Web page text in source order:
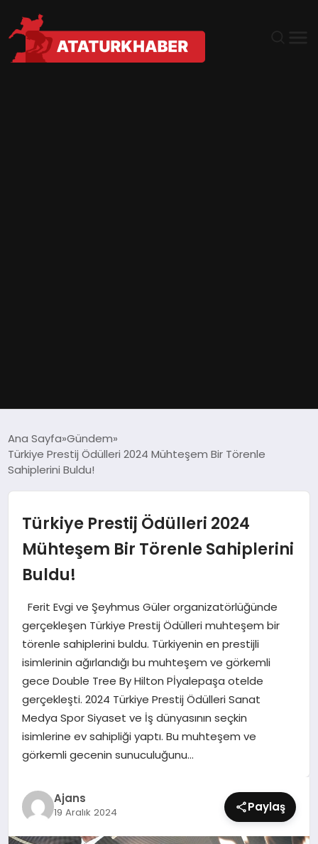
DÜNYA
EKONOMI
MAGAZIN
SAĞLIK
SIYASET
SPOR
TEKNOLOJI
YAŞAM
Ana Sayfa Gündem
Türkiye Prestij Ödülleri 2024 Mühteşem Bir Törenle
Sahiplerini Buldu!
Türkiye Prestij Ödülleri 2024
Mühteşem Bir Törenle Sahiplerini
Buldu!
Ferit Evgi ve Şeyhmus Güler organizatörlüğünde
gerçekleşen Türkiye Prestij Ödülleri muhteşem bir
törenle sahiplerini buldu. Türkiyenin en prestijli
isimlerinin ağırlandığı bu muhteşem ve görkemli
gece Double Tree By Hilton Pİyalepaşa otelde
gerçekleşti. 2024 Türkiye Prestij Ödülleri Sanat
Medya Spor Siyaset ve İş dünyasının seçkin
isimlerine ev sahipliği yaptı. Bu muhteşem ve
görkemli gecenin sunuculuğunu…
Ajans
19 Aralık 2024 Paylaş